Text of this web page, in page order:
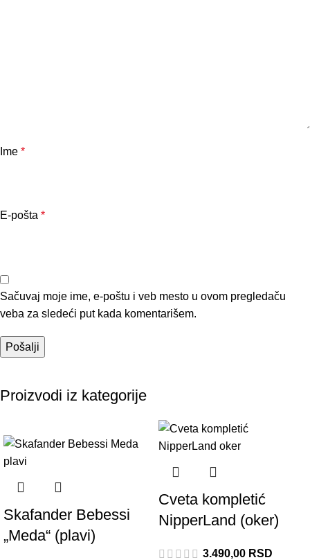
Ime *
E-pošta *
Sačuvaj moje ime, e-poštu i veb mesto u ovom pregledaču
veba za sledeći put kada komentarišem.
Proizvodi iz kategorije
Skafander Bebessi
„Meda“ (plavi)
Cveta kompletić
NipperLand (oker)
3.490,00 RSD